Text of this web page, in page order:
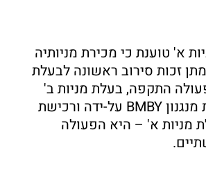
א' טוענת כי מכירת מניותיה
זכות סירוב ראשונה לבעלת
התקפה, בעלת מניות ב'
טוענת כי הפעלת מנגנון BMBY על-ידה ורכישת
מניות א' – היא הפעולה